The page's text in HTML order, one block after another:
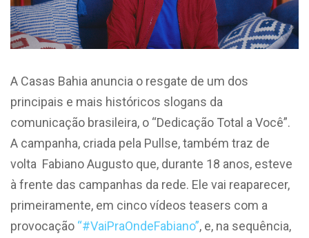
A Casas Bahia anuncia o resgate de um dos
principais e mais históricos slogans da
comunicação brasileira, o “Dedicação Total a Você”.
A campanha, criada pela Pullse, também traz de
volta Fabiano Augusto que, durante 18 anos, esteve
à frente das campanhas da rede. Ele vai reaparecer,
primeiramente, em cinco vídeos teasers com a
provocação “#VaiPraOndeFabiano”, e, na sequência,